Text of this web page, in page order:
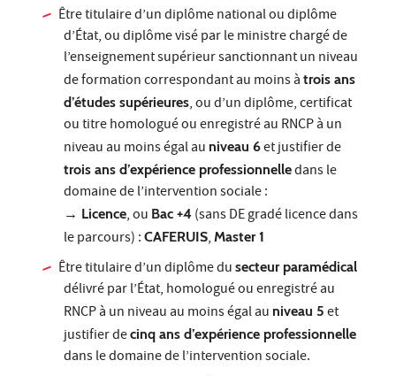
Être titulaire d’un diplôme national ou diplôme
d’État, ou diplôme visé par le ministre chargé de
l’enseignement supérieur sanctionnant un niveau
de formation correspondant au moins à trois ans
d’études supérieures, ou d’un diplôme, certificat
ou titre homologué ou enregistré au RNCP à un
niveau au moins égal au niveau 6et justifier de
trois ans d’expérience professionnelledans le
domaine de l’intervention sociale :
→ Licence, ou Bac +4 (sans DE gradé licence dans
le parcours) : CAFERUIS, Master 1
Être titulaire d’un diplôme dusecteur paramédical
délivré par l’État, homologué ou enregistré au
RNCP à un niveau au moins égal au niveau 5 et
justifier decinq ans d’expérience professionnelle
dans le domaine de l’intervention sociale.